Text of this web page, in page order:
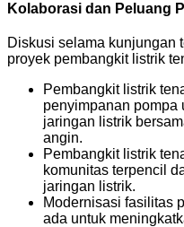
Kolaborasi dan Peluang
Diskusi selama kunjungan
proyek pembangkit listrik
Pembangkit listrik
penyimpanan pompa
jaringan listrik
angin.
Pembangkit listrik
komunitas terpencil
jaringan listrik.
Modernisasi fasilitas
ada untuk